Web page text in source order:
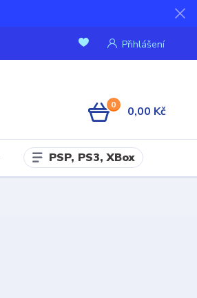
Přihlášení
0 0,00 Kč
PSP, PS3, XBox